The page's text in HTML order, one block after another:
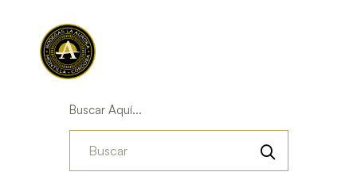
Buscar Aquí...